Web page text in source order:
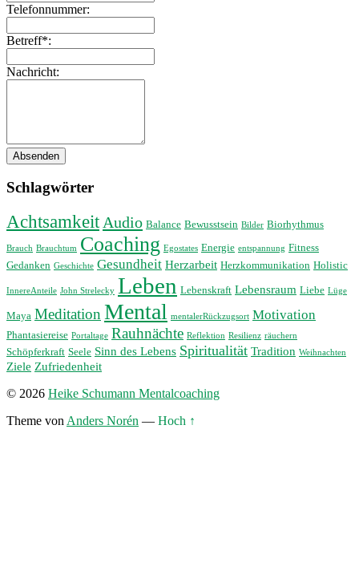
Telefonnummer:
Betreff*:
Nachricht:
Absenden
Schlagwörter
Achtsamkeit Audio Balance Bewusstsein Bilder Biorhythmus
Brauch Brauchtum Coaching Egostates Energie entspannung Fitness
Gedanken Geschichte Gesundheit Herzarbeit Herzkommunikation Holistic
InnereAnteile John Strelecky Leben Lebenskraft Lebensraum Liebe Lüge
Maya Meditation Mental mentalerRückzugsort Motivation
Phantasiereise Portaltage Rauhnächte Reflektion Resilienz räuchern
Schöpferkraft Seele Sinn des Lebens Spiritualität Tradition Weihnachten
Ziele Zufriedenheit
© 2026 Heike Schumann Mentalcoaching
Theme von Anders Norén — Hoch ↑